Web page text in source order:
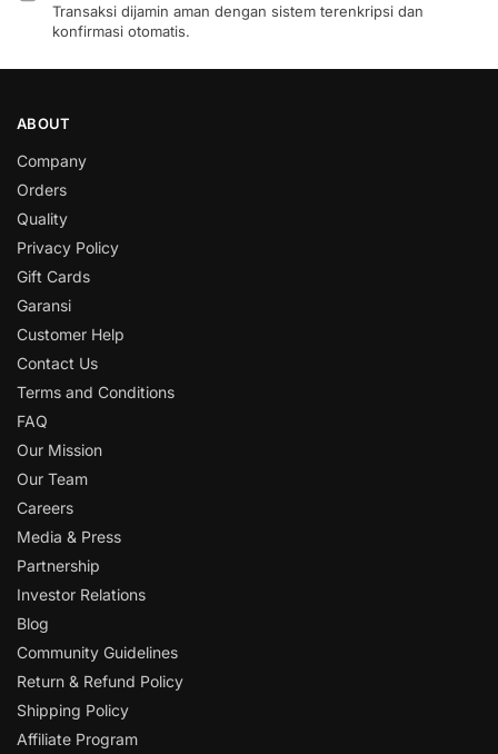
Transaksi dijamin aman dengan sistem terenkripsi dan
konfirmasi otomatis.
ABOUT
Company
Orders
Quality
Privacy Policy
Gift Cards
Garansi
Customer Help
Contact Us
Terms and Conditions
FAQ
Our Mission
Our Team
Careers
Media & Press
Partnership
Investor Relations
Blog
Community Guidelines
Return & Refund Policy
Shipping Policy
Affiliate Program